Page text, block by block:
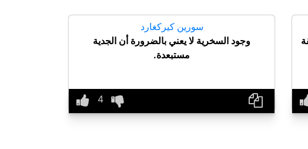
سورين كيركغارد
وجود السخرية لا يعني بالضرورة أن الجدية
مستبعدة.